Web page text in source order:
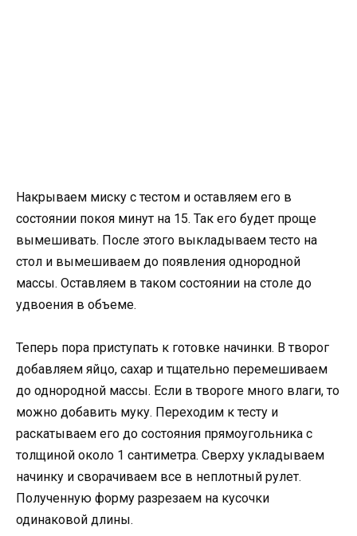
Накрываем миску с тестом и оставляем его в
состоянии покоя минут на 15. Так его будет проще
вымешивать. После этого выкладываем тесто на
стол и вымешиваем до появления однородной
массы. Оставляем в таком состоянии на столе до
удвоения в объеме.
Теперь пора приступать к готовке начинки. В творог
добавляем яйцо, сахар и тщательно перемешиваем
до однородной массы. Если в твороге много влаги, то
можно добавить муку. Переходим к тесту и
раскатываем его до состояния прямоугольника с
толщиной около 1 сантиметра. Сверху укладываем
начинку и сворачиваем все в неплотный рулет.
Полученную форму разрезаем на кусочки
одинаковой длины.